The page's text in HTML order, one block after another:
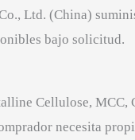
Ltd. (China)
bajo solicitud.
Cellulose, MCC,
necesita